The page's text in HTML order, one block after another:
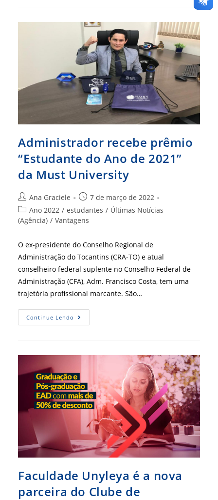
Do
Clube
Vantagens
Do
CFA
Administrador recebe prêmio
“Estudante do Ano de 2021”
da Must University
Autor
do
post:
Ana Graciele
Post
publicado:
7 de março de 2022
Categoria
do
Ano 2022 / estudantes / Últimas Notícias
(Agência) / Vantagens
O ex-presidente do Conselho Regional de
Administração do Tocantins (CRA-TO) e atual
conselheiro federal suplente no Conselho Federal de
Administração (CFA), Adm. Francisco Costa, tem uma
trajetória profissional marcante. São…
Continue Lendo Administrador
Recebe
Da
Must
University
Faculdade Unyleya é a nova
parceira do Clube de